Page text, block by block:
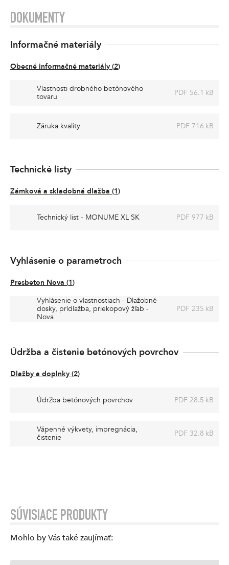
DOKUMENTY
Informačné materiály
Obecné informačné materiály (2)
Vlastnosti drobného betónového
tovaru
PDF 56.1 kB
Záruka kvality PDF 716 kB
Technické listy
Zámková a skladobná dlažba (1)
Technický list - MONUME XL SK PDF 977 kB
Vyhlásenie o parametroch
Presbeton Nova (1)
Vyhlásenie o vlastnostiach - Dlažobné
dosky, prídlažba, priekopový žľab -
Nova
PDF 235 kB
Údržba a čistenie betónových povrchov
Dlažby a doplnky (2)
Údržba betónových povrchov PDF 28.5 kB
Vápenné výkvety, impregnácia,
čistenie
PDF 32.8 kB
SÚVISIACE PRODUKTY
Mohlo by Vás také zaujímať: